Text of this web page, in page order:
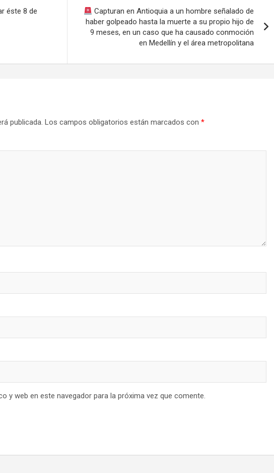
éste 8 de
Capturan en Antioquia a un hombre señalado de
haber golpeado hasta la muerte a su propio hijo de
9 meses, en un caso que ha causado conmoción
en Medellín y el área metropolitana
publicada. Los campos obligatorios están marcados con *
y web en este navegador para la próxima vez que comente.